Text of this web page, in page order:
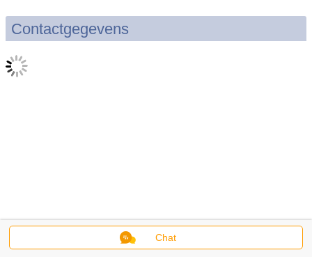
Contactgegevens
Chat